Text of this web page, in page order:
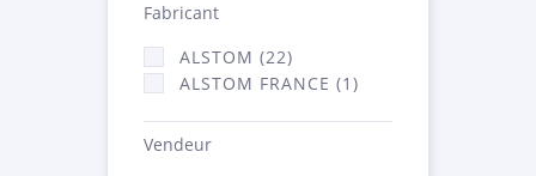
Fabricant
ALSTOM (22)
ALSTOM FRANCE (1)
Vendeur